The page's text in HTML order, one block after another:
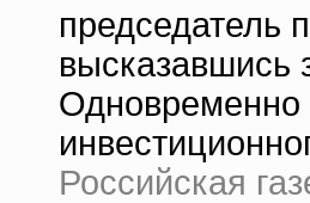
председатель
высказавшись
Одновременно
Российская